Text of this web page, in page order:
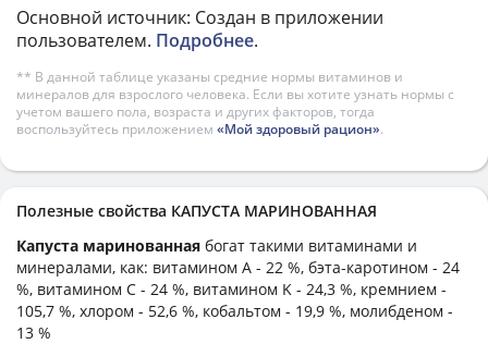
Основной источник: Создан в приложении
пользователем. Подробнее.
** В данной таблице указаны средние нормы витаминов и
минералов для взрослого человека. Если вы хотите узнать нормы с
учетом вашего пола, возраста и других факторов, тогда
воспользуйтесь приложением «Мой здоровый рацион».
Полезные свойства КАПУСТА МАРИНОВАННАЯ
Капуста маринованная богат такими витаминами и
минералами, как: витамином А - 22 %, бэта-каротином - 24
%, витамином C - 24 %, витамином K - 24,3 %, кремнием -
105,7 %, хлором - 52,6 %, кобальтом - 19,9 %, молибденом -
13 %